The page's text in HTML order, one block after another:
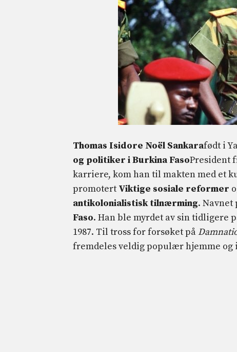
Thomas Isidore Noël Sankarafødt i
og politiker i Burkina FasoPresident
karriere, kom han til makten med et
promotert Viktige sosiale reformer
antikolonialistisk tilnærming. Navnet
Faso. Han ble myrdet av sin tidligere
1987. Til tross for forsøket på
fremdeles veldig populær hjemme og